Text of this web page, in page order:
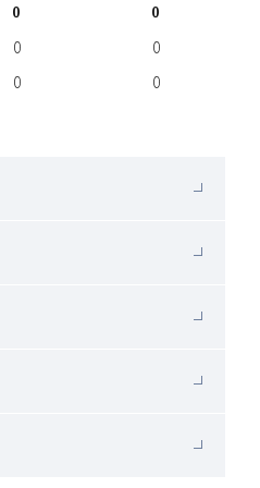
0 0
0 0
0 0